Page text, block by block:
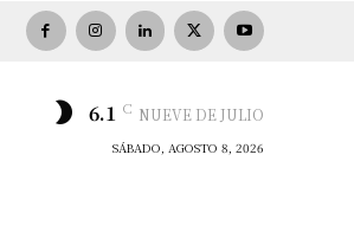
6.1 C NUEVE DE JULIO
SÁBADO, AGOSTO 8, 2026